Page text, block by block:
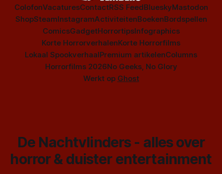
ColofonVacaturesContactRSS FeedBlueskyMastodon
ShopSteamInstagramActiviteitenBoekenBordspellen
ComicsGadgetHorrortipsInfographics
Korte HorrorverhalenKorte Horrorfilms
Lokaal SpookverhaalPremium artikelenColumns
Horrorfilms 2026No Geeks, No Glory
Werkt op Ghost
De Nachtvlinders - alles over
horror & duister entertainment